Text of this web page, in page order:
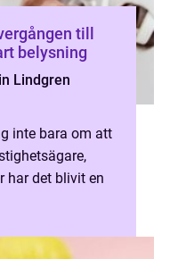
till
belysning
Lindgren
inte bara om att
har det blivit en